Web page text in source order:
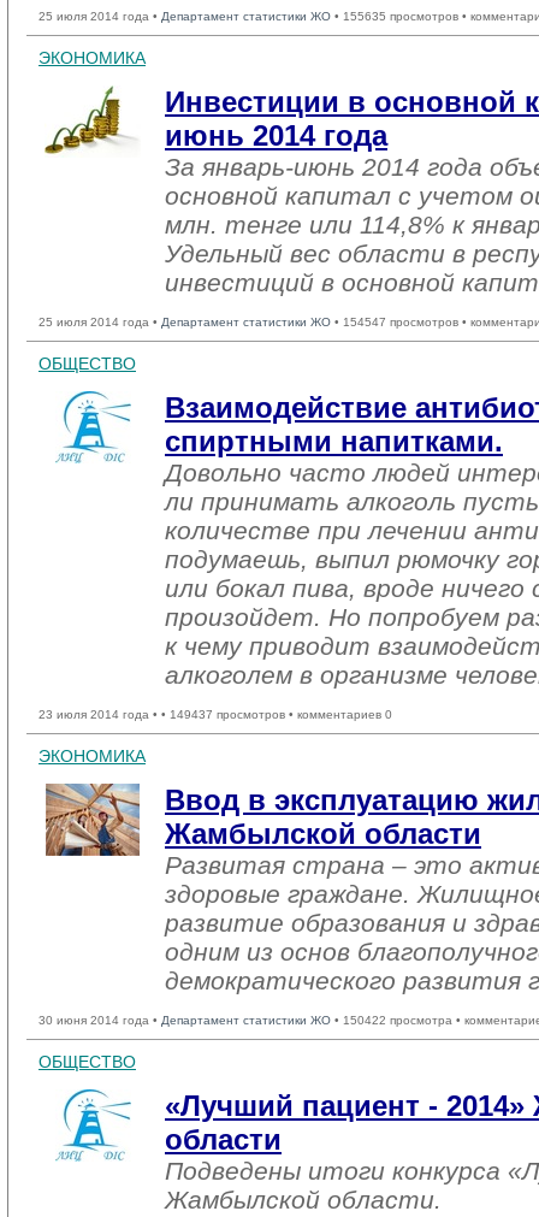
25 июля 2014 года • Департамент статистики ЖО • 155635 просмотров •
ЭКОНОМИКА
Инвестиции в основной
июнь 2014 года
За январь-июнь 2014 года
основной капитал с учетом
млн. тенге или 114,8% к
Удельный вес области в
инвестиций в основной
25 июля 2014 года • Департамент статистики ЖО • 154547 просмотров •
ОБЩЕСТВО
Взаимодействие
спиртными напитками.
Довольно часто людей
ли принимать алкоголь
количестве при лечении
подумаешь, выпил рюмочку
или бокал пива, вроде
произойдет. Но попробуем
к чему приводит
алкоголем в организме
23 июля 2014 года • • 149437 просмотров • комментариев 0
ЭКОНОМИКА
Ввод в эксплуатацию
Жамбылской области
Развитая страна – это
здоровые граждане.
развитие образования и
одним из основ
демократического развития
30 июня 2014 года • Департамент статистики ЖО • 150422 просмотра •
ОБЩЕСТВО
«Лучший пациент -
области
Подведены итоги конкурса
Жамбылской области.